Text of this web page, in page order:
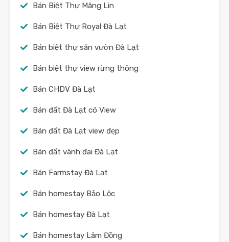
Bán Biệt Thự Măng Lin
Bán Biệt Thự Royal Đà Lạt
Bán biệt thự sân vườn Đà Lạt
Bán biệt thự view rừng thông
Bán CHDV Đà Lạt
Bán đất Đà Lạt có View
Bán đất Đà Lạt view đẹp
Bán đất vành đai Đà Lạt
Bán Farmstay Đà Lạt
Bán homestay Bảo Lộc
Bán homestay Đà Lạt
Bán homestay Lâm Đồng